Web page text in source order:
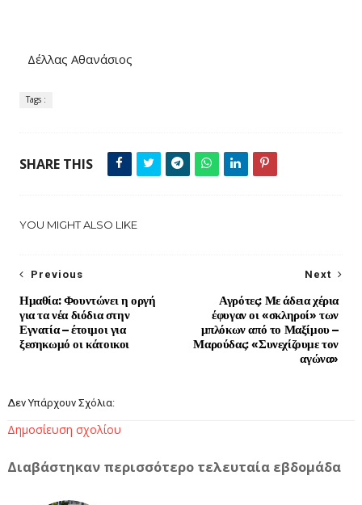
Δέλλας Αθανάσιος
Tags :
SHARE THIS
YOU MIGHT ALSO LIKE
Next
Αγρότες: Με άδεια χέρια
έφυγαν οι «σκληροί» των
μπλόκων από το Μαξίμου –
Μαρούδας: «Συνεχίζουμε τον
αγώνα»
Previous
Ημαθία: Φουντώνει η οργή
για τα νέα διόδια στην
Εγνατία – έτοιμοι για
ξεσηκωμό οι κάτοικοι
Δεν Υπάρχουν Σχόλια:
Δημοσίευση σχολίου
Διαβάστηκαν περισσότερο τελευταία εβδομάδα